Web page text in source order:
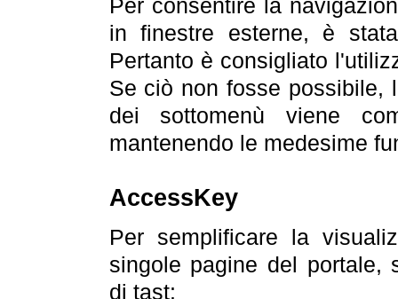
Per consentire la
in finestre esterne, è
Pertanto è consigliato
Se ciò non fosse possibile,
dei sottomenù viene
mantenendo le medesime
AccessKey
Per semplificare la
singole pagine del portale,
di tast: